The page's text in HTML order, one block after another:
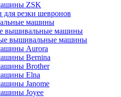
ZSK
для резки шевронов
машины
вышивальные машины
вышивальные машины
Aurora
Bernina
Brother
Elna
Janome
Joyee